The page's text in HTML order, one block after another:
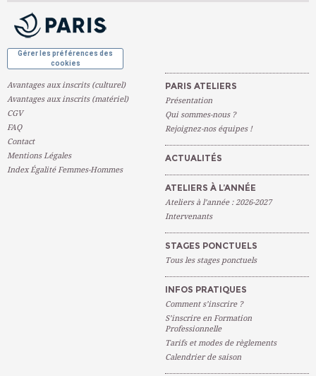
Gérer les préférences des
cookies
Avantages aux inscrits (culturel)
Avantages aux inscrits (matériel)
CGV
FAQ
Contact
Mentions Légales
Index Égalité Femmes-Hommes
PARIS ATELIERS
Présentation
Qui sommes-nous ?
Rejoignez-nos équipes !
ACTUALITÉS
ATELIERS À L’ANNÉE
Ateliers à l’année : 2026-2027
Intervenants
STAGES PONCTUELS
Tous les stages ponctuels
INFOS PRATIQUES
Comment s’inscrire ?
S’inscrire en Formation
Professionnelle
Tarifs et modes de règlements
Calendrier de saison